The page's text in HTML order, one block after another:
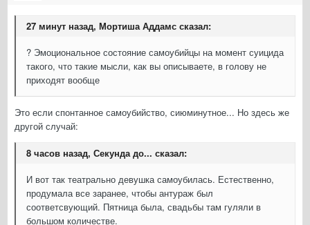
27 минут назад, Мортиша Аддамс сказал:
? Эмоциональное состояние самоубийцы на момент суицида
такого, что такие мысли, как вы описываете, в голову не
приходят вообще
Это если спонтанное самоубийство, сиюминутное... Но здесь же
другой случай:
8 часов назад, Секунда до... сказал:
И вот так театрально девушка самоубилась. Естественно,
продумала все заранее, чтобы антураж был
соответсвующий. Пятница была, свадьбы там гуляли в
большом количестве.